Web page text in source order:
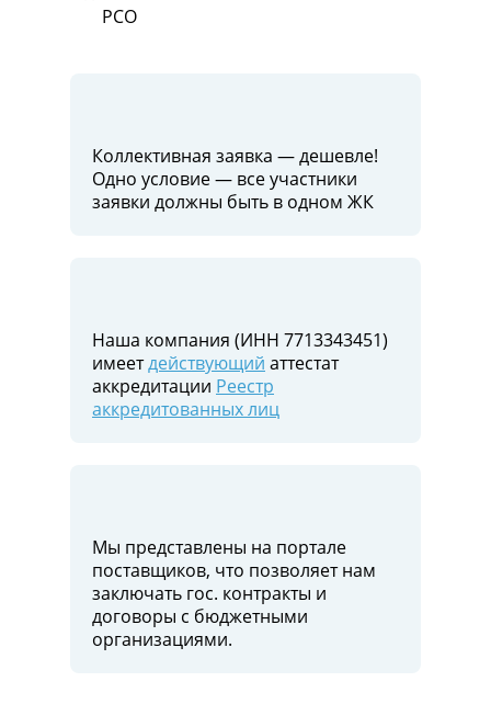
Коллективная заявка — дешевле!
Одно условие — все участники
заявки должны быть в одном ЖК
Наша компания (ИНН 7713343451)
имеетдействующий аттестат
аккредитации Реестр
аккредитованных лиц
Мы представлены на портале
поставщиков, что позволяет нам
заключать гос. контракты и
договоры c бюджетными
организациями.